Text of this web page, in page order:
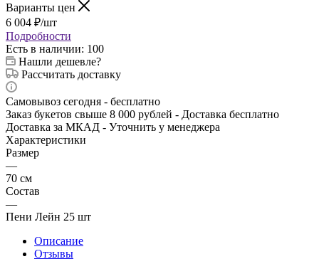
Варианты цен
6 004 ₽/шт
Подробности
Есть в наличии: 100
Нашли дешевле?
Рассчитать доставку
Самовывоз сегодня - бесплатно
Заказ букетов свыше 8 000 рублей - Доставка бесплатно
Доставка за МКАД - Уточнить у менеджера
Характеристики
Размер
—
70 см
Состав
—
Пени Лейн 25 шт
Описание
Отзывы